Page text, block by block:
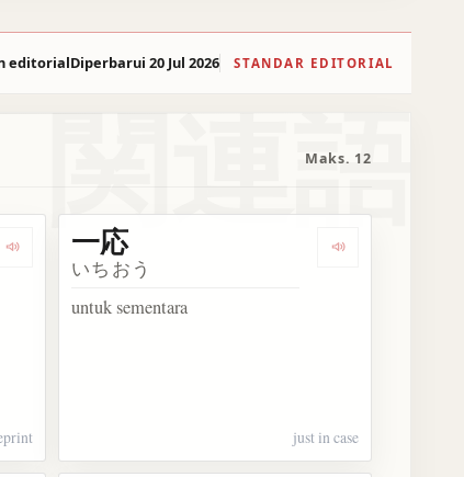
editorialDiperbarui 20 Jul 2026 STANDAR EDITORIAL
関連語
Maks. 12
Dengarkan 計画案 Dengarkan 一応
一応
いちおう
untuk sementara
just in case